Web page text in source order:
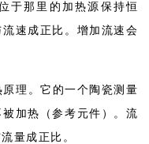
于那里的加热源保持恒
速成正比。增加流速会
理。它的一个陶瓷测量
加热（参考元件）。流
量成正比。